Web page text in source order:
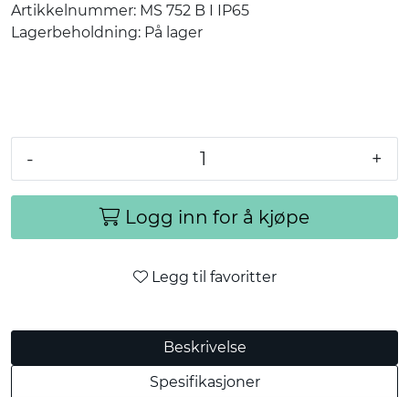
Artikkelnummer: MS 752 B I IP65
Lagerbeholdning: På lager
- +
Logg inn for å kjøpe
Legg til favoritter
Beskrivelse
Spesifikasjoner